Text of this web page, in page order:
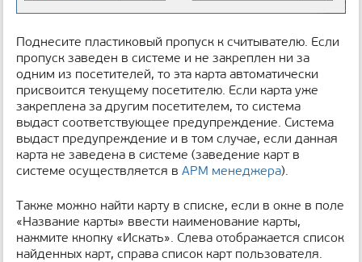
Поднесите пластиковый пропуск к считывателю. Если
пропуск заведен в системе и не закреплен ни за
одним из посетителей, то эта карта автоматически
присвоится текущему посетителю. Если карта уже
закреплена за другим посетителем, то система
выдаст соответствующее предупреждение. Система
выдаст предупреждение и в том случае, если данная
карта не заведена в системе (заведение карт в
системе осуществляется вАРМ менеджера).
Также можно найти карту в списке, если в окне в поле
«Название карты» ввести наименование карты,
нажмите кнопку «Искать». Слева отображается список
найденных карт, справа список карт пользователя.